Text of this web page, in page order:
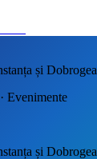
și Dobrogea
Evenimente
și Dobrogea